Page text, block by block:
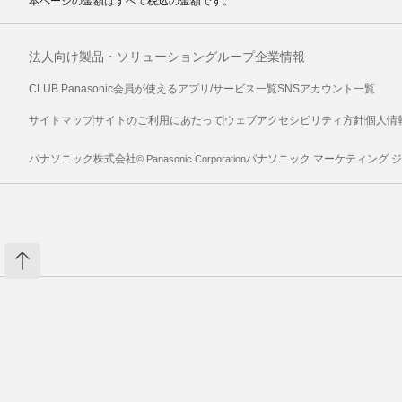
法人向け製品・ソリューショングループ企業情報
CLUB Panasonic会員が使えるアプリ/サービス一覧SNSアカウント一覧
サイトマップサイトのご利用にあたって ウェブアクセシビリティ方針個人情
パナソニック株式会社© Panasonic Corporationパナソニック マーケティング